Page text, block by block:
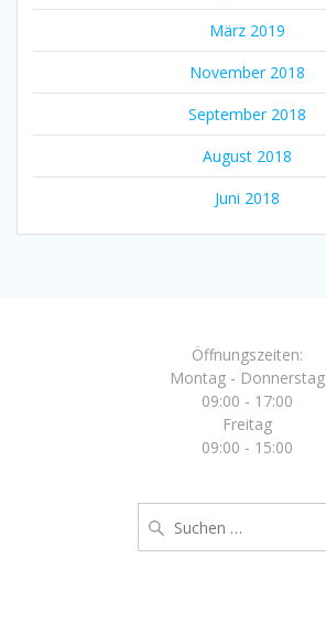
März 2019
November 2018
September 2018
August 2018
Juni 2018
Öffnungszeiten:
Montag - Donnerstag
09:00 - 17:00
Freitag
09:00 - 15:00
nach: